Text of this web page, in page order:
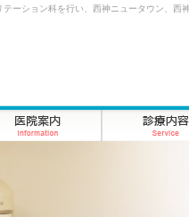
ーション科を行い、西神ニュータウン、西